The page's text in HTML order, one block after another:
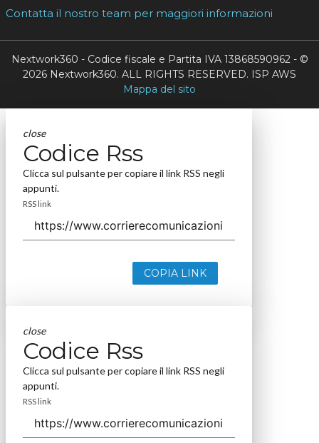
Contatta il nostro team per maggiori informazioni
Nextwork360 - Codice fiscale e Partita IVA 13868590962 - ©
2026 Nextwork360. ALL RIGHTS RESERVED. ISP AWS
Mappa del sito
close
Codice Rss
Clicca sul pulsante per copiare il link RSS negli
appunti.
RSS link
COPIA LINK
close
Codice Rss
Clicca sul pulsante per copiare il link RSS negli
appunti.
RSS link